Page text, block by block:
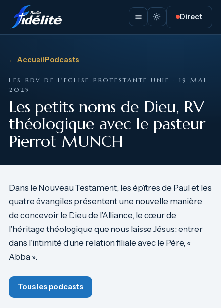
Direct
← Accueil·Podcasts
LES RDV DE L'EGLISE PROTESTANTE UNIE · 19 MAI
2025
Les petits noms de Dieu, RV
théologique avec le pasteur
Pierrot MUNCH
Dans le Nouveau Testament, les épîtres de Paul et les
quatre évangiles présentent une nouvelle manière
de concevoir le Dieu de l’Alliance, le cœur de
l’héritage théologique que nous laisse Jésus: entrer
dans l’intimité d’une relation filiale avec le Père, «
Abba ».
Tous les podcasts